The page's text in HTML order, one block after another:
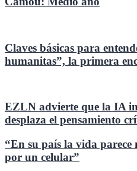
Claves básicas para
humanitas”, la primera
EZLN advierte que la IA
desplaza el pensamiento
“En su país la vida parece
por un celular”